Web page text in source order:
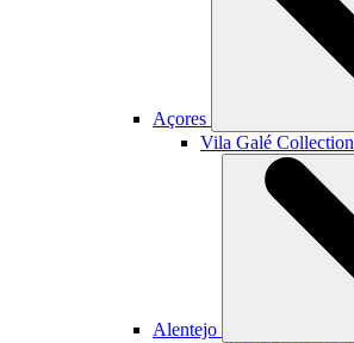
Açores
Vila Galé Collection
Alentejo